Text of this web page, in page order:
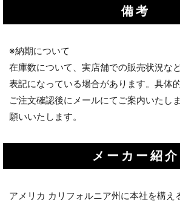
備考
※納期について
在庫数について、実店舗での販売状況な
表記になっている場合があります。具体
ご注文確認後にメールにてご案内いたし
願いいたします。
メーカー紹介
アメリカ カリフォルニア州に本社を構え